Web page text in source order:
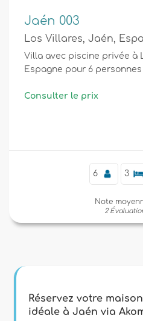
Jaén 003
Los Villares, Jaén,
Villa avec piscine privée à Los Villares, Jaén,
Espagne pour 6 personnes
Consulter le prix
6 3
Note
2
Réservez votre
idéale à Jaén via